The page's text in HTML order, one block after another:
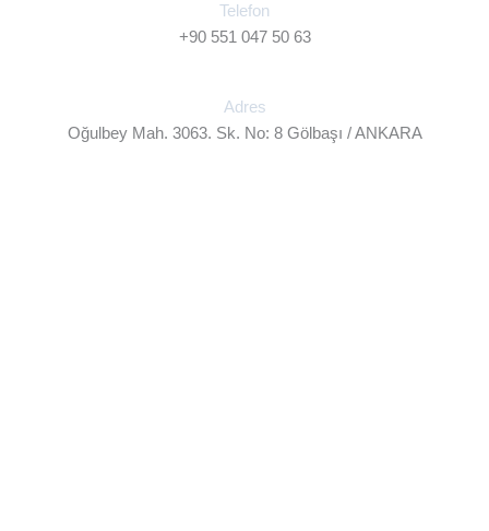
Telefon
+90 551 047 50 63
Adres
Oğulbey Mah. 3063. Sk. No: 8 Gölbaşı / ANKARA